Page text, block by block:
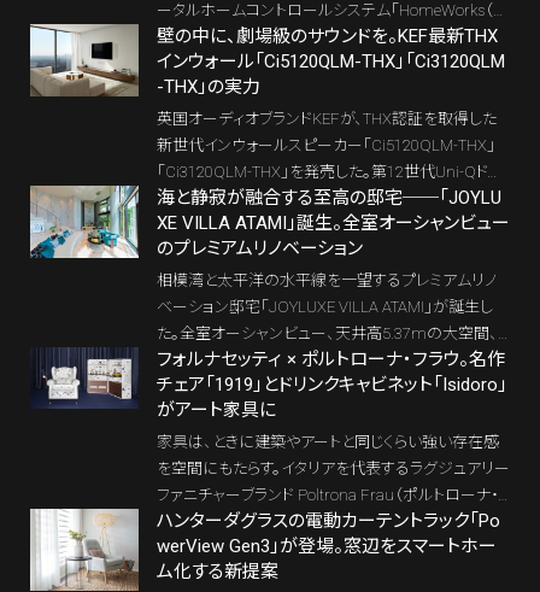
ータルホームコントロールシステム「HomeWorks（ホ
ームワークス）」を国内ローンチ。11月7日に東京・青
山にてレセプションが催された。
壁の中に、劇場級のサウンドを。KEF最新THX
インウォール「Ci5120QLM-THX」「Ci3120QLM
-THX」の実力
英国オーディオブランドKEFが、THX認証を取得した
新世代インウォールスピーカー「Ci5120QLM-THX」
「Ci3120QLM-THX」を発売した。第12世代Uni-Qドラ
イバーとMAT（メタマテリアル吸収技術）を搭載し、埋
込型ながらトールボーイに迫る高音質を実現。海外
で一般化するホームシアターの“インウォール化”を日
本でも加速させる注目モデルだ。
海と静寂が融合する至高の邸宅──「JOYLU
XE VILLA ATAMI」誕生。全室オーシャンビュー
のプレミアムリノベーション
相模湾と太平洋の水平線を一望するプレミアムリノ
ベーション邸宅「JOYLUXE VILLA ATAMI」が誕生し
た。全室オーシャンビュー、天井高5.37mの大空間、
熱海温泉を引き込んだ露天風呂。三井デザインテック
が監修した、海と建築美が調和する唯一無二のラグ
ジュアリーホームだ。
フォルナセッティ × ポルトローナ・フラウ。名作
チェア「1919」とドリンクキャビネット「Isidoro」
がアート家具に
家具は、ときに建築やアートと同じくらい強い存在感
を空間にもたらす。イタリアを代表するラグジュアリー
ファニチャーブランド Poltrona Frau（ポルトローナ・
フラウ） と、ミラノのデザインアトリエ Fornasetti（フォ
ルナセッティ） が手がけた今回のコレクションは、ま
さにその象徴と言えるだろう。
ハンターダグラスの電動カーテントラック「Po
werView Gen3」が登場。窓辺をスマートホー
ム化する新提案